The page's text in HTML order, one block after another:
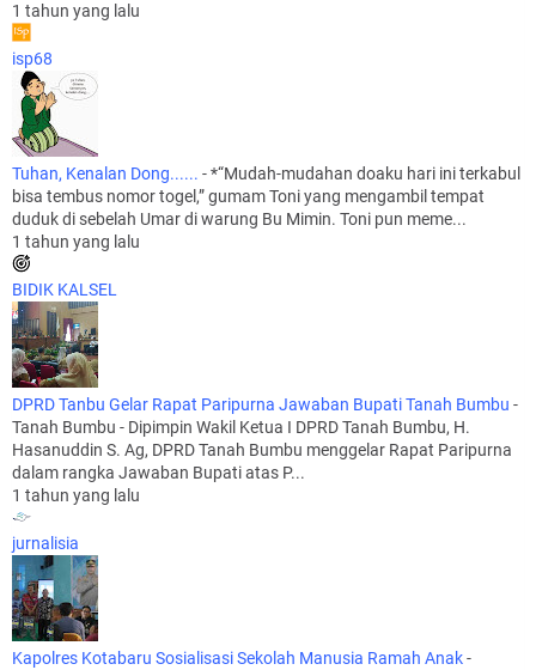
1 tahun yang lalu
isp68
Tuhan, Kenalan Dong...... -*“Mudah-mudahan doaku hari ini terkabul
bisa tembus nomor togel,” gumam Toni yang mengambil tempat
duduk di sebelah Umar di warung Bu Mimin. Toni pun meme...
1 tahun yang lalu
BIDIK KALSEL
DPRD Tanbu Gelar Rapat Paripurna Jawaban Bupati Tanah Bumbu -
Tanah Bumbu - Dipimpin Wakil Ketua I DPRD Tanah Bumbu, H.
Hasanuddin S. Ag, DPRD Tanah Bumbu menggelar Rapat Paripurna
dalam rangka Jawaban Bupati atas P...
1 tahun yang lalu
jurnalisia
Kapolres Kotabaru Sosialisasi Sekolah Manusia Ramah Anak-